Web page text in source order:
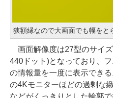
狭額縁なので大画面でも幅をと
画面解像度は27型のサイ
440ドット)となっており、
の情報量を一度に表示でき
の4Kモニターほどの過剰な